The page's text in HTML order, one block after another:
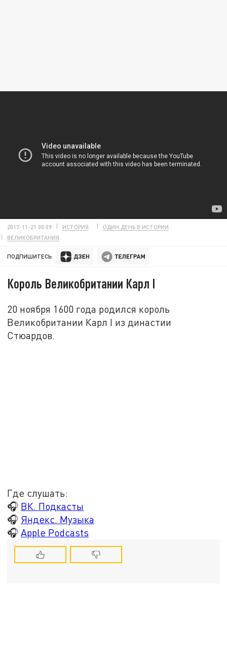
2017-11-21 00:09 ИСТОРИЯ
ОДИН ДЕНЬ В ИСТОРИИ
ВЕЛИКОБРИТАНИЯ
ПОДПИШИТЕСЬ:
Король Великобритании Карл I
20 ноября 1600 года родился король
Великобритании Карл I из династии
Стюардов.
Где слушать:
🎧 ВК. Подкасты
🎧 Яндекс. Музыка
🎧Apple Podcasts